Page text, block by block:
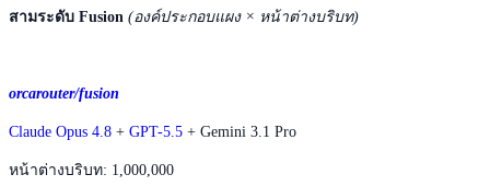
สามระดับ Fusion (องค์ประกอบแผง × หน้าต่างบริบท)
orcarouter/fusion
Claude Opus 4.8 + GPT-5.5 + Gemini 3.1 Pro
หน้าต่างบริบท: 1,000,000